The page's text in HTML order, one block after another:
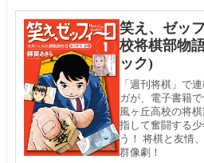
笑え、ゼッ
校将棋部物
ック)
「週刊将棋」で
ガが、電子書籍
風ヶ丘高校の将
指して奮闘する
う！ 将棋と友情
群像劇！